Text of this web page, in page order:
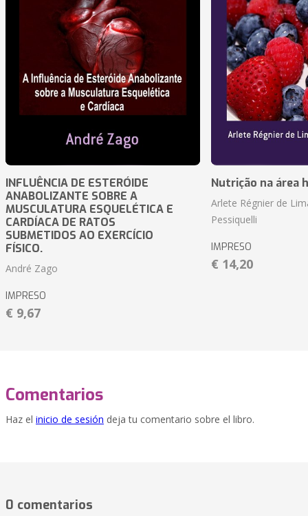
INFLUÊNCIA DE ESTERÓIDE
ANABOLIZANTE SOBRE A
MUSCULATURA ESQUELÉTICA E
CARDÍACA DE RATOS
SUBMETIDOS AO EXERCÍCIO
FÍSICO.
André Zago
IMPRESO
€ 9,67
Nutrição na área
Arlete Régnier de
Pessiquelli
IMPRESO
€ 14,20
Comentarios
Haz el inicio de sesión deja tu comentario sobre el libro.
0 comentarios